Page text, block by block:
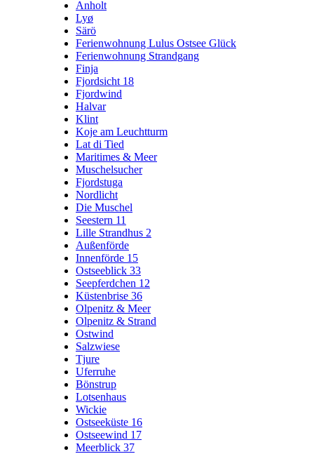
Anholt
Lyø
Särö
Ferienwohnung Lulus Ostsee Glück
Ferienwohnung Strandgang
Finja
Fjordsicht 18
Fjordwind
Halvar
Klint
Koje am Leuchtturm
Lat di Tied
Maritimes & Meer
Muschelsucher
Fjordstuga
Nordlicht
Die Muschel
Seestern 11
Lille Strandhus 2
Außenförde
Innenförde 15
Ostseeblick 33
Seepferdchen 12
Küstenbrise 36
Olpenitz & Meer
Olpenitz & Strand
Ostwind
Salzwiese
Tjure
Uferruhe
Bönstrup
Lotsenhaus
Wickie
Ostseeküste 16
Ostseewind 17
Meerblick 37